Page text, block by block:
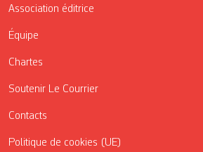
Association éditrice
Équipe
Chartes
Soutenir Le Courrier
Contacts
Politique de cookies (UE)